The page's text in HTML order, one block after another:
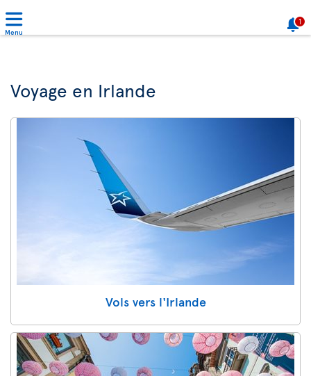
Menu
1
Voyage en Irlande
Vols vers l'Irlande